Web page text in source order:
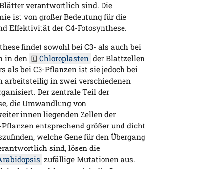
verantwortlich sind. Die
ist von großer Bedeutung für die
Effektivität der C4-Fotosynthese.
findet sowohl bei C3- als auch bei
in den
Chloroplasten der Blattzellen
als bei C3-Pflanzen ist sie jedoch bei
arbeitsteilig in zwei verschiedenen
Der zentrale Teil der
die Umwandlung von
innen liegenden Zellen der
entsprechend größer und dicht
welche Gene für den Übergang
sind, lösen die
zufällige Mutationen aus.